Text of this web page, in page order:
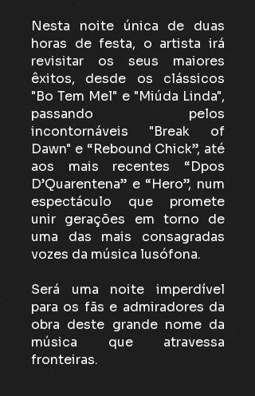
Nesta noite única de duas
horas de festa, o artista irá
revisitar os seus maiores
êxitos, desde os clássicos
"Bo Tem Mel" e "Miúda Linda",
passando pelos
incontornáveis "Break of
Dawn" e “Rebound Chick”, até
aos mais recentes “Dpos
D’Quarentena” e “Hero”, num
espectáculo que promete
unir gerações em torno de
uma das mais consagradas
vozes da música lusófona.
Será uma noite imperdível
para os fãs e admiradores da
obra deste grande nome da
música que atravessa
fronteiras.